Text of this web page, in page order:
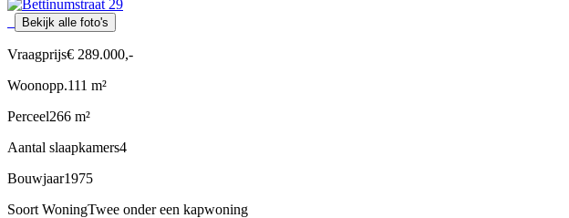
Bekijk alle foto's
Vraagprijs€ 289.000,-
Woonopp.111 m²
Perceel266 m²
Aantal slaapkamers4
Bouwjaar1975
Soort WoningTwee onder een kapwoning